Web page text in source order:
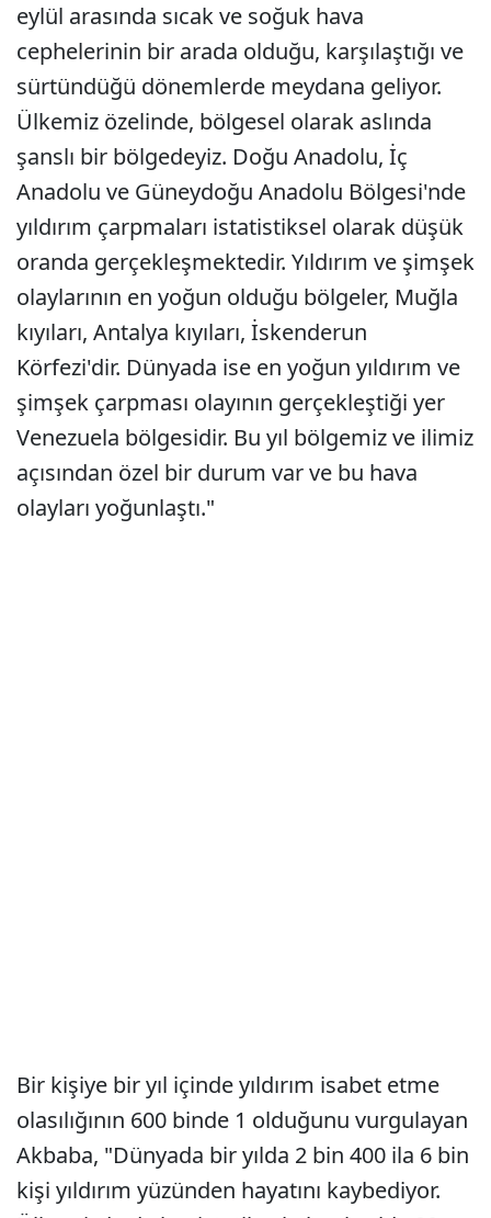
eylül arasında sıcak ve soğuk hava
cephelerinin bir arada olduğu, karşılaştığı ve
sürtündüğü dönemlerde meydana geliyor.
Ülkemiz özelinde, bölgesel olarak aslında
şanslı bir bölgedeyiz. Doğu Anadolu, İç
Anadolu ve Güneydoğu Anadolu Bölgesi'nde
yıldırım çarpmaları istatistiksel olarak düşük
oranda gerçekleşmektedir. Yıldırım ve şimşek
olaylarının en yoğun olduğu bölgeler, Muğla
kıyıları, Antalya kıyıları, İskenderun
Körfezi'dir. Dünyada ise en yoğun yıldırım ve
şimşek çarpması olayının gerçekleştiği yer
Venezuela bölgesidir. Bu yıl bölgemiz ve ilimiz
açısından özel bir durum var ve bu hava
olayları yoğunlaştı."
Bir kişiye bir yıl içinde yıldırım isabet etme
olasılığının 600 binde 1 olduğunu vurgulayan
Akbaba, "Dünyada bir yılda 2 bin 400 ila 6 bin
kişi yıldırım yüzünden hayatını kaybediyor.